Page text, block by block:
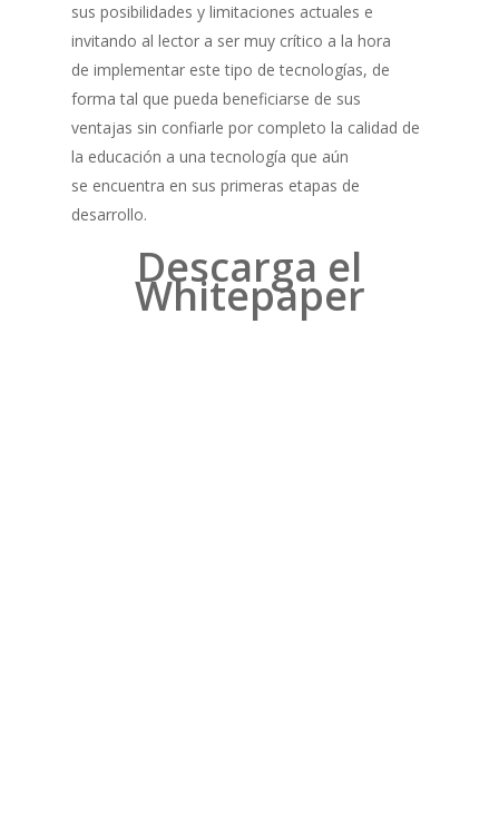
sus posibilidades y limitaciones actuales e
invitando al lector a ser muy crítico a la hora
de implementar este tipo de tecnologías, de
forma tal que pueda beneficiarse de sus
ventajas sin confiarle por completo la calidad de
la educación a una tecnología que aún
se encuentra en sus primeras etapas de
desarrollo.
Descarga el
Whitepaper